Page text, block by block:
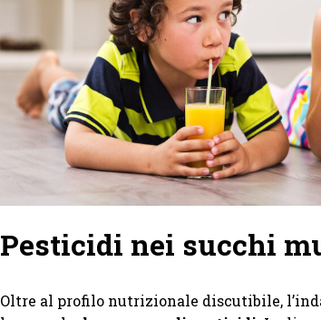
Pesticidi nei succhi
Oltre al profilo nutrizionale discutibile,